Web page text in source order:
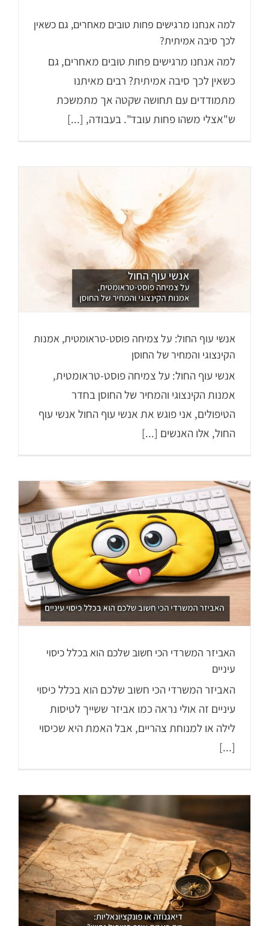
למה אנחנו מרגישים פחות טובים מאחרים, גם כשאין
לכך סיבה אמיתית?
למה אנחנו מרגישים פחות טובים מאחרים, גם
כשאין לכך סיבה אמיתית? רבים מאיתנו
מתמודדים עם תחושה שקטה אך מתמשכת
ש"אצלי משהו פחות עובד". בעבודה, [...]
אנשי עוף החול: על צמיחה פוסט-טראומטית, אמנות
הקינצוגי והמחיר של החוסן
אנשי עוף החול: על צמיחה פוסט-טראומטית,
אמנות הקינצוגי והמחיר של החוסן בחדר
הטיפולים, אני פוגש את אנשי עוף החול אנשי עוף
החול, אלו האנשים [...]
האביזר המשרדי הכי חשוב שלכם הוא בכלל כיסוי
עיניים
האביזר המשרדי הכי חשוב שלכם הוא בכלל כיסוי
עיניים זה אולי נראה כמו אביזר ששייך לטיסות
לילה או למנוחת צהריים, אבל האמת היא שכיסוי
[...]